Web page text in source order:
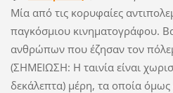
Μία από τις κορυφαίες
παγκόσμιου κινηματογράφου.
ανθρώπων που έζησαν τον
(ΣΗΜΕΙΩΣΗ: Η ταινία είναι
δεκάλεπτα) μέρη, τα οποία όμως